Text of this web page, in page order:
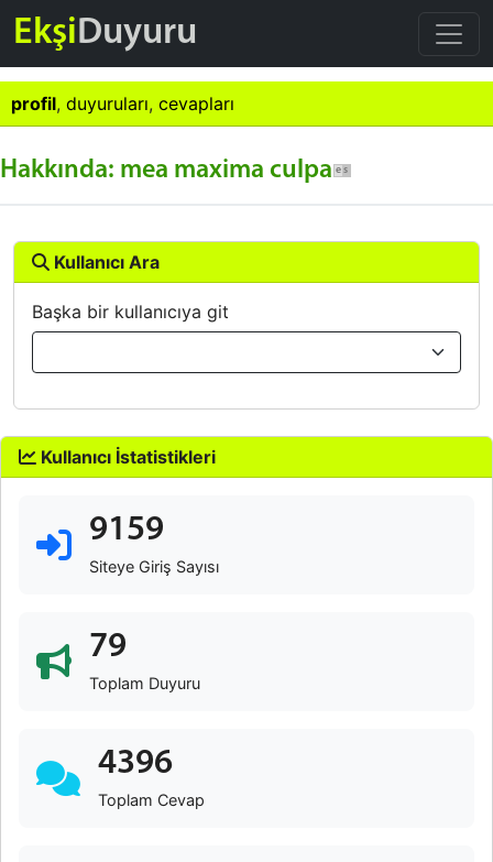
EkşiDuyuru
profil, duyuruları, cevapları
Hakkında: mea maxima culpa
Kullanıcı Ara
Başka bir kullanıcıya git
Kullanıcı İstatistikleri
9159
Siteye Giriş Sayısı
79
Toplam Duyuru
4396
Toplam Cevap